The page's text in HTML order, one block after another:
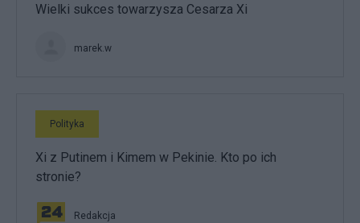
Wielki sukces towarzysza Cesarza Xi
marek.w
Polityka
Xi z Putinem i Kimem w Pekinie. Kto po ich
stronie?
Redakcja